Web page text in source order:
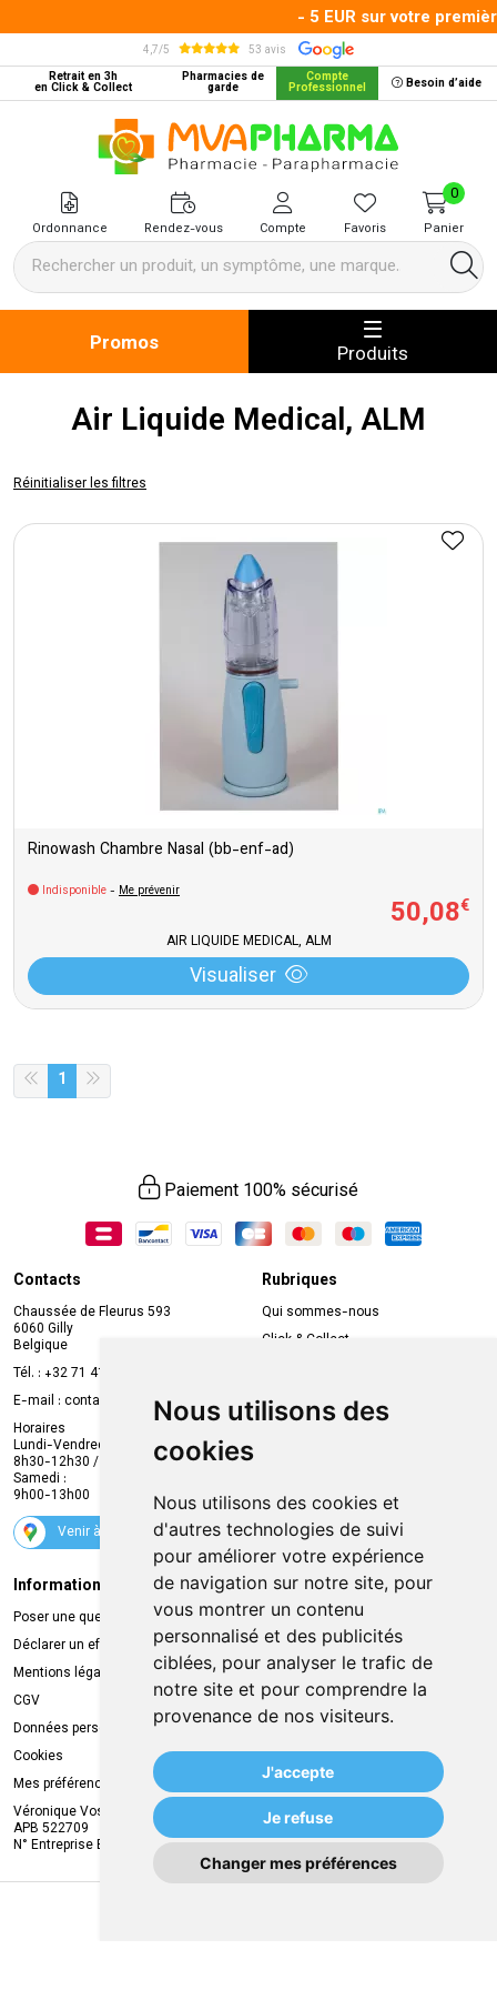
Nous utilisons des
cookies
Nous utilisons des cookies et
d'autres technologies de suivi
pour améliorer votre expérience
de navigation sur notre site, pour
vous montrer un contenu
personnalisé et des publicités
ciblées, pour analyser le trafic de
notre site et pour comprendre la
provenance de nos visiteurs.
J'accepte
Je refuse
Changer mes préférences
- 5 EUR sur votre
4,7/5
53 avis
Retrait en 3h
en Click & Collect
Pharmacies de
garde
Compte
Professionnel Besoin d’aide
MVA Pharma Votre pharmacie
Ordonnance Rendez-vous Compte Favoris Panier
0
Promos Produits
Air Liquide Medical, ALM
Réinitialiser les filtres
Rinowash Chambre Nasal (bb-enf-ad)
Indisponible - Me prévenir
50,08€
AIR LIQUIDE MEDICAL, ALM
Visualiser
1
Paiement 100% sécurisé
Contacts
Chaussée de Fleurus 593
6060 Gilly
Belgique
Tél. : +32 71 41 32 10
E-mail : contact
mvapharma.be
Horaires
Lundi-Vendredi :
8h30-12h30 / 13h30-18h30
Samedi :
9h00-13h00
Venir à la pharmacie
Rubriques
Qui sommes-nous
Click & Collect
Compte professionnel
Envoi d’ordonnance
Suivez-nous
Informations légales
Poser une question
Déclarer un effet indésirable
Mentions légales
CGV
Données personnelles
Cookies
Mes préférences Cookies
Véronique Vos
APB 522709
N° Entreprise BE0749.944.612
Livraison
Retrait à la pharmacie
Livraison chez vous
Livraison dans un Point Relais